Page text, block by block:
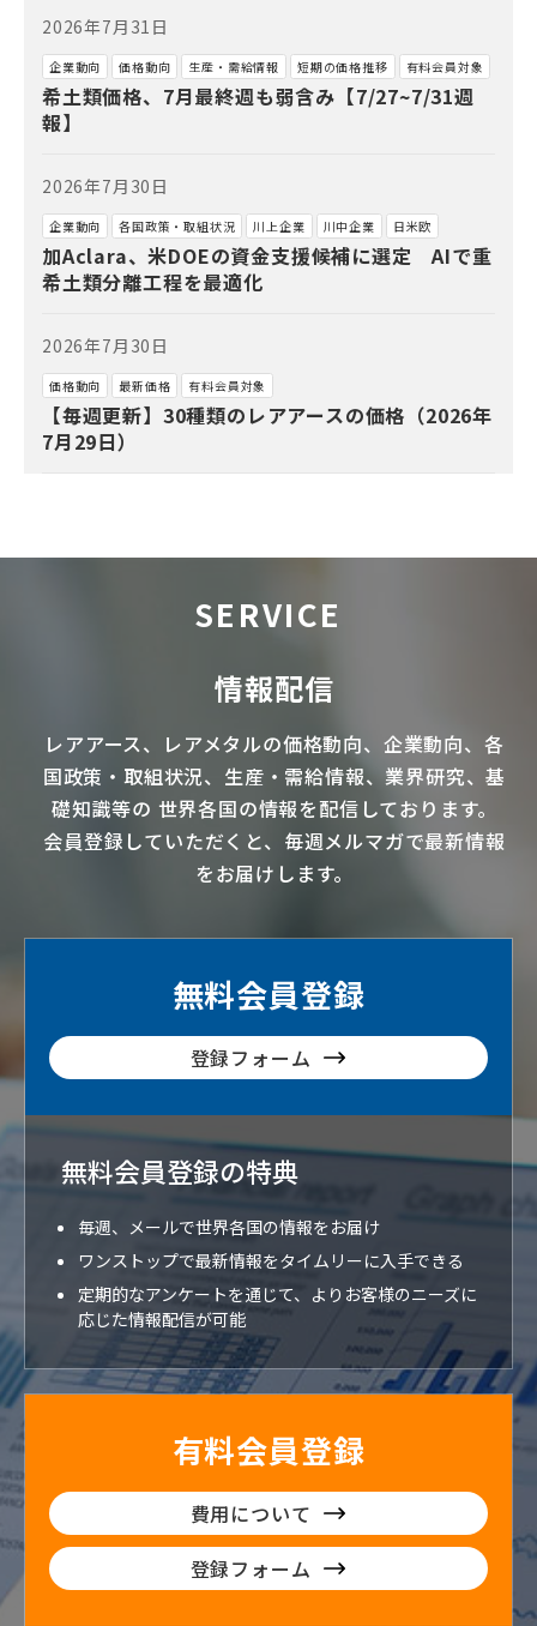
2026年7月31日
企業動向 価格動向 生産・需給情報 短期の価格推移 有料会員対象
希土類価格、7月最終週も弱含み【7/27~7/31週
報】
2026年7月30日
企業動向 各国政策・取組状況 川上企業 川中企業 日米欧
加Aclara、米DOEの資金支援候補に選定 AIで重
希土類分離工程を最適化
2026年7月30日
価格動向 最新価格 有料会員対象
【毎週更新】30種類のレアアースの価格（2026年
7月29日）
SERVICE
情報配信
レアアース、 レアメタルの価格動向、企業動向、各
国政策・取組状況、生産・需給情報、業界研究、基
礎知識等の 世界各国の情報を配信 しております。
会員登録していただくと、毎週メルマガで最新情報
をお届けします。
無料会員登録
登録フォーム
無料会員登録の特典
毎週、メールで世界各国の情報をお届け
ワンストップで最新情報をタイムリーに入手できる
定期的なアンケートを通じて、よりお客様のニーズに
応じた情報配信が可能
有料会員登録
費用について
登録フォーム